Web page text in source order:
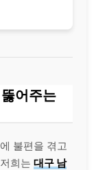
어주는
불편을 겪고
희는 대구 남